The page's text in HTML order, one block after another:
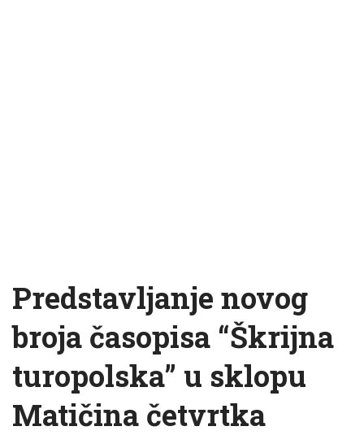
Predstavljanje novog
broja časopisa “Škrijna
turopolska” u sklopu
Matičina četvrtka